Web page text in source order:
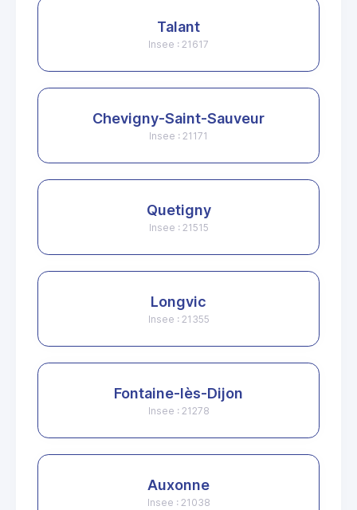
Talant
Insee : 21617
Chevigny-Saint-Sauveur
Insee : 21171
Quetigny
Insee : 21515
Longvic
Insee : 21355
Fontaine-lès-Dijon
Insee : 21278
Auxonne
Insee : 21038